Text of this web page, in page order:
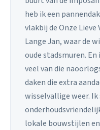
heb ik een
vlakbij de Onze
Lange Jan, waar de
oude stadsmuren.
veel van die
daken die extra
wisselvallige weer.
lokale bouwstijlen